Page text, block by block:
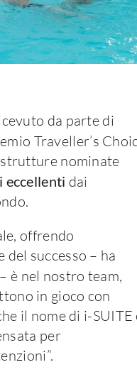
da parte di
Traveller’s
nominate
eccellenti dai
offrendo
del successo – ha
è nel nostro team,
in gioco con
il nome di i-SUITE
per